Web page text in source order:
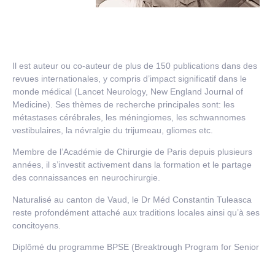
Il est auteur ou co-auteur de plus de 150 publications dans des
revues internationales, y compris d’impact significatif dans le
monde médical (Lancet Neurology, New England Journal of
Medicine). Ses thèmes de recherche principales sont: les
métastases cérébrales, les méningiomes, les schwannomes
vestibulaires, la névralgie du trijumeau, gliomes etc.
Membre de l’Académie de Chirurgie de Paris depuis plusieurs
années, il s’investit activement dans la formation et le partage
des connaissances en neurochirurgie.
Naturalisé au canton de Vaud, le Dr Méd Constantin Tuleasca
reste profondément attaché aux traditions locales ainsi qu’à ses
concitoyens.
Diplômé du programme BPSE (Breaktrough Program for Senior